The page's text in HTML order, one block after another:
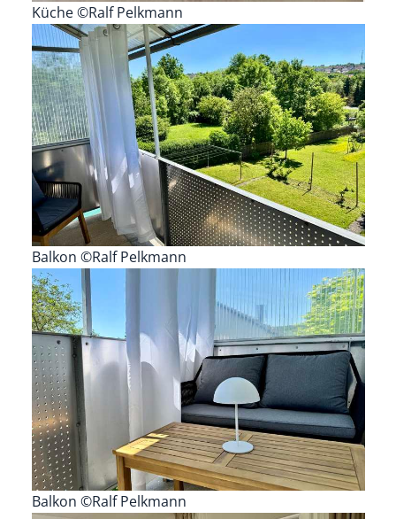
Küche ©Ralf Pelkmann
Balkon ©Ralf Pelkmann
Balkon ©Ralf Pelkmann